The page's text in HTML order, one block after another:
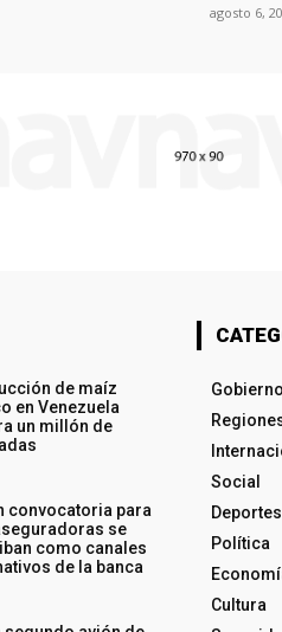
agosto 6,
de maíz
en Venezuela
un millón de
convocatoria para
se
como canales
de la banca
Gobierno
Social
Deportes
Política
Cultura